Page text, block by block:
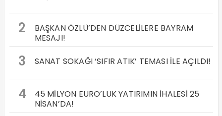
2
BAŞKAN ÖZLÜ’DEN DÜZCELİLERE BAYRAM
MESAJI!
3 SANAT SOKAĞI ‘SIFIR ATIK’ TEMASI İLE AÇILDI!
4
45 MİLYON EURO’LUK YATIRIMIN İHALESİ 25
NİSAN’DA!